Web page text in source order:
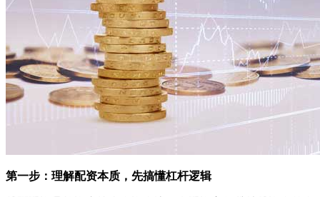
第一步：理解配资本质，先搞懂杠杆逻辑